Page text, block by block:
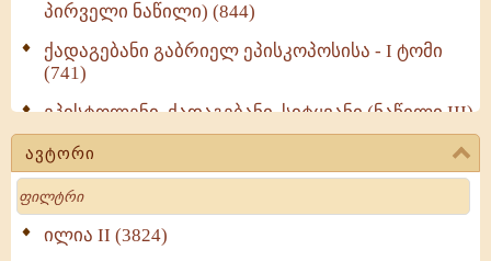
პირველი ნაწილი) (844)
ქადაგებანი გაბრიელ ეპისკოპოსისა - I ტომი
(741)
ეპისტოლენი, ქადაგებანი, სიტყვანი (ნაწილი III)
(723)
მოძღვრის ძალზე სასარგებლო რჩევები
მრევლისათვის (545)
Wisdomge (514)
ავტორი
Search
ილია II (3824)